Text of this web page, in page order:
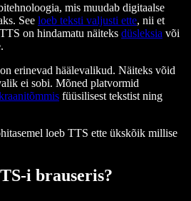
mis muudab digitaalse
See loeb teksti valjusti ette, nii et
on hindamatu näiteks düsleksia või
erinevad häälevalikud. Näiteks võid
ei sobi. Mõned platvormid
füüsilisest tekstist ning
loeb TTS ette ükskõik millise
i brauseris?